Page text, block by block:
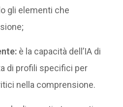
gli elementi che
è la capacità dell’IA di
di profili specifici per
nella comprensione.